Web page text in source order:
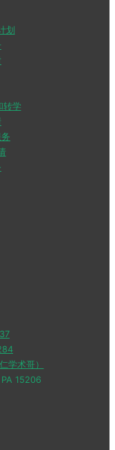
划
转学
学术哥）
15206